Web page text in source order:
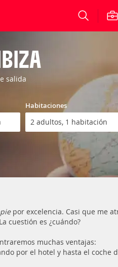
salida
Habitaciones
por excelencia. Casi que me
cuestión es ¿cuándo?
muchas ventajas:
por el hotel y hasta el